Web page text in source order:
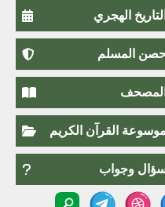
التاريخ الهجري
المسلم
المصحف
موسوعة القرآن الكريم
وجواب